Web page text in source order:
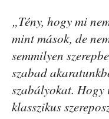
„Tény, hogy mi
mint mások, de
semmilyen
szabad
szabályokat.
klasszikus